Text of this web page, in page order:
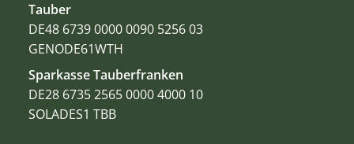
Tauber
DE48 6739 0000 0090 5256 03
GENODE61WTH
Sparkasse Tauberfranken
DE28 6735 2565 0000 4000 10
SOLADES1 TBB